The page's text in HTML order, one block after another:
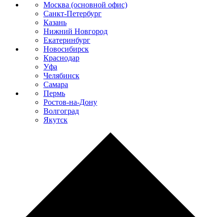
Москва (основной офис)
Санкт-Петербург
Казань
Нижний Новгород
Екатеринбург
Новосибирск
Краснодар
Уфа
Челябинск
Самара
Пермь
Ростов-на-Дону
Волгоград
Якутск